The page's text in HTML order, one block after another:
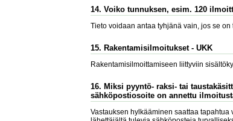
14. Voiko tunnuksen, esim. 120
Tieto voidaan antaa tyhjänä vain, jos se
15. Rakentamisilmoitukset - UKK
Rakentamisilmoittamiseen liittyviin
16. Miksi pyyntö- raksi- tai
sähköpostiosoite on annettu
Vastauksen hylkääminen saattaa